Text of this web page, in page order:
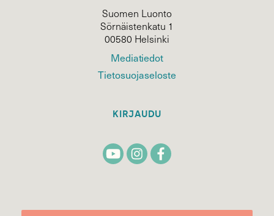
Suomen Luonto
Sörnäistenkatu 1
00580 Helsinki
Mediatiedot
Tietosuojaseloste
KIRJAUDU